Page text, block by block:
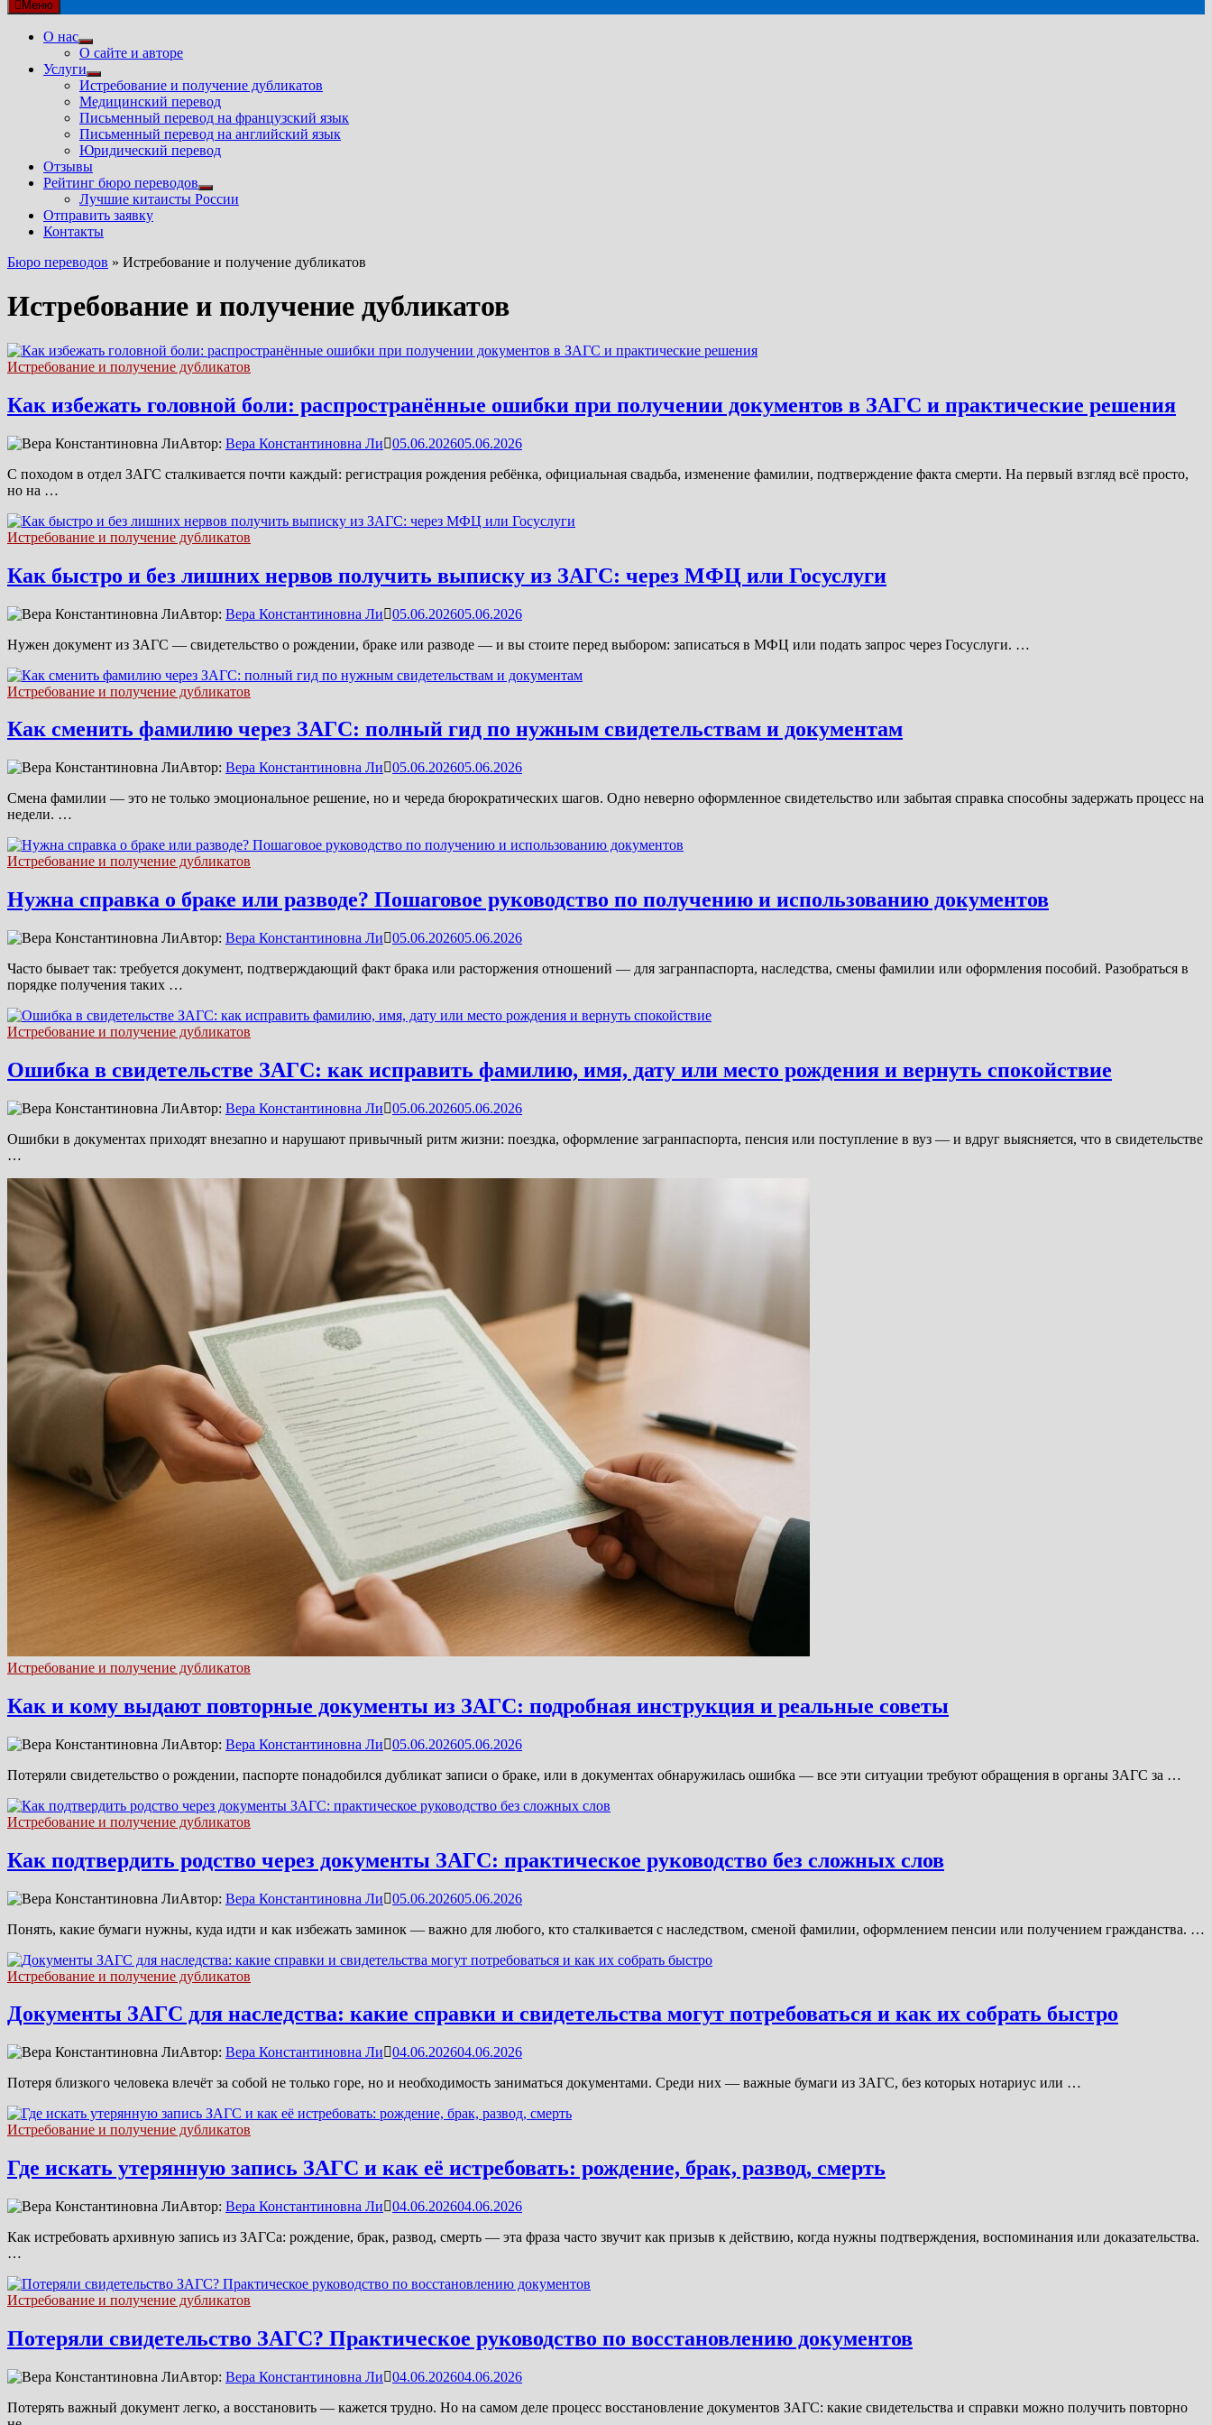
Меню
О нас
Показать
подменю
О сайте и авторе
Услуги
Показать
подменю
Истребование и получение дубликатов
Медицинский перевод
Письменный перевод на французский язык
Письменный перевод на английский язык
Юридический перевод
Отзывы
Рейтинг бюро переводов
Показать
подменю
Лучшие китаисты России
Отправить заявку
Контакты
Бюро переводов » Истребование и получение дубликатов
Истребование и получение дубликатов
Истребование и получение дубликатов
Как избежать головной боли: распространённые ошибки при получении документов в ЗАГС и практические решения
Автор: Вера Константиновна Ли 05.06.202605.06.2026
С походом в отдел ЗАГС сталкивается почти каждый: регистрация рождения ребёнка, официальная свадьба, изменение фамилии, подтверждение факта смерти. На первый взгляд всё просто,
но на …
Истребование и получение дубликатов
Как быстро и без лишних нервов получить выписку из ЗАГС: через МФЦ или Госуслуги
Автор: Вера Константиновна Ли 05.06.202605.06.2026
Нужен документ из ЗАГС — свидетельство о рождении, браке или разводе — и вы стоите перед выбором: записаться в МФЦ или подать запрос через Госуслуги. …
Истребование и получение дубликатов
Как сменить фамилию через ЗАГС: полный гид по нужным свидетельствам и документам
Автор: Вера Константиновна Ли 05.06.202605.06.2026
Смена фамилии — это не только эмоциональное решение, но и череда бюрократических шагов. Одно неверно оформленное свидетельство или забытая справка способны задержать процесс на
недели. …
Истребование и получение дубликатов
Нужна справка о браке или разводе? Пошаговое руководство по получению и использованию документов
Автор: Вера Константиновна Ли 05.06.202605.06.2026
Часто бывает так: требуется документ, подтверждающий факт брака или расторжения отношений — для загранпаспорта, наследства, смены фамилии или оформления пособий. Разобраться в
порядке получения таких …
Истребование и получение дубликатов
Ошибка в свидетельстве ЗАГС: как исправить фамилию, имя, дату или место рождения и вернуть спокойствие
Автор: Вера Константиновна Ли 05.06.202605.06.2026
Ошибки в документах приходят внезапно и нарушают привычный ритм жизни: поездка, оформление загранпаспорта, пенсия или поступление в вуз — и вдруг выясняется, что в свидетельстве
…
Истребование и получение дубликатов
Как и кому выдают повторные документы из ЗАГС: подробная инструкция и реальные советы
Автор: Вера Константиновна Ли 05.06.202605.06.2026
Потеряли свидетельство о рождении, паспорте понадобился дубликат записи о браке, или в документах обнаружилась ошибка — все эти ситуации требуют обращения в органы ЗАГС за …
Истребование и получение дубликатов
Как подтвердить родство через документы ЗАГС: практическое руководство без сложных слов
Автор: Вера Константиновна Ли 05.06.202605.06.2026
Понять, какие бумаги нужны, куда идти и как избежать заминок — важно для любого, кто сталкивается с наследством, сменой фамилии, оформлением пенсии или получением гражданства. …
Истребование и получение дубликатов
Документы ЗАГС для наследства: какие справки и свидетельства могут потребоваться и как их собрать быстро
Автор: Вера Константиновна Ли 04.06.202604.06.2026
Потеря близкого человека влечёт за собой не только горе, но и необходимость заниматься документами. Среди них — важные бумаги из ЗАГС, без которых нотариус или …
Истребование и получение дубликатов
Где искать утерянную запись ЗАГС и как её истребовать: рождение, брак, развод, смерть
Автор: Вера Константиновна Ли 04.06.202604.06.2026
Как истребовать архивную запись из ЗАГСа: рождение, брак, развод, смерть — эта фраза часто звучит как призыв к действию, когда нужны подтверждения, воспоминания или доказательства.
…
Истребование и получение дубликатов
Потеряли свидетельство ЗАГС? Практическое руководство по восстановлению документов
Автор: Вера Константиновна Ли 04.06.202604.06.2026
Потерять важный документ легко, а восстановить — кажется трудно. Но на самом деле процесс восстановление документов ЗАГС: какие свидетельства и справки можно получить повторно